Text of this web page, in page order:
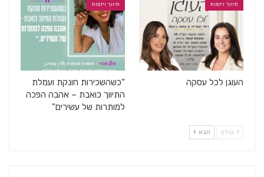
תיווך ויזמות
העוגן לכל עסקה
תיווך ויזמות
“כשהשכירות חונקת ועמלת
התיווך כואבת – אהבה הפכה
למותרות של עשירים”
קודם הבא